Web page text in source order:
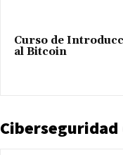
Curso de
al Bitcoin